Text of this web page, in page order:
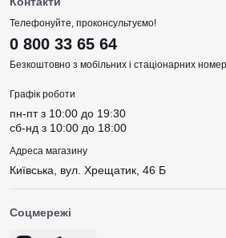
Телефонуйте, проконсультуємо!
0 800 33 65 64
Безкоштовно з мобільних і стаціонарних
Графік роботи
пн-пт з 10:00 до 19:30
сб-нд з 10:00 до 18:00
Адреса магазину
Київська, вул. Хрещатик, 46 Б
Соцмережі